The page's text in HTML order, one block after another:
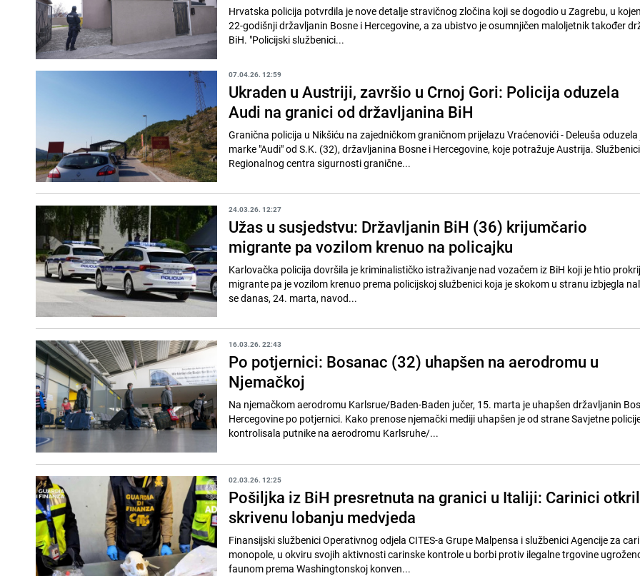
Hrvatska policija potvrdila je nove detalje stravičnog zločina koji se dogodio u Zagrebu, u
22-godišnji državljanin Bosne i Hercegovine, a za ubistvo je osumnjičen maloljetnik također
BiH. "Policijski službenici...
07.04.26. 12:59
Ukraden u Austriji, završio u Crnoj Gori: Policija oduzela
Audi na granici od državljanina BiH
Granična policija u Nikšiću na zajedničkom graničnom prijelazu Vraćenovići - Deleuša oduzela
marke "Audi" od S.K. (32), državljanina Bosne i Hercegovine, koje potražuje Austrija. Službenici
Regionalnog centra sigurnosti granične...
24.03.26. 12:27
Užas u susjedstvu: Državljanin BiH (36) krijumčario
migrante pa vozilom krenuo na policajku
Karlovačka policija dovršila je kriminalističko istraživanje nad vozačem iz BiH koji je htio
migrante pa je vozilom krenuo prema policijskoj službenici koja je skokom u stranu izbjegla
se danas, 24. marta, navod...
16.03.26. 22:43
Po potjernici: Bosanac (32) uhapšen na aerodromu u
Njemačkoj
Na njemačkom aerodromu Karlsrue/Baden-Baden jučer, 15. marta je uhapšen državljanin
Hercegovine po potjernici. Kako prenose njemački mediji uhapšen je od strane Savjetne
kontrolisala putnike na aerodromu Karlsruhe/...
02.03.26. 12:25
Pošiljka iz BiH presretnuta na granici u Italiji: Carinici
skrivenu lobanju medvjeda
Finansijski službenici Operativnog odjela CITES-a Grupe Malpensa i službenici Agencije za
monopole, u okviru svojih aktivnosti carinske kontrole u borbi protiv ilegalne trgovine
faunom prema Washingtonskoj konven...